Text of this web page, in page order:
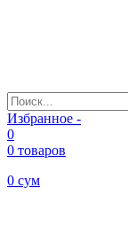
Избранное -
0
0 товаров
0 сум